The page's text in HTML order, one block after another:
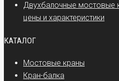
Двухбалочные мостовые
цены и характеристики
КАТАЛОГ
Мостовые краны
Кран-балка